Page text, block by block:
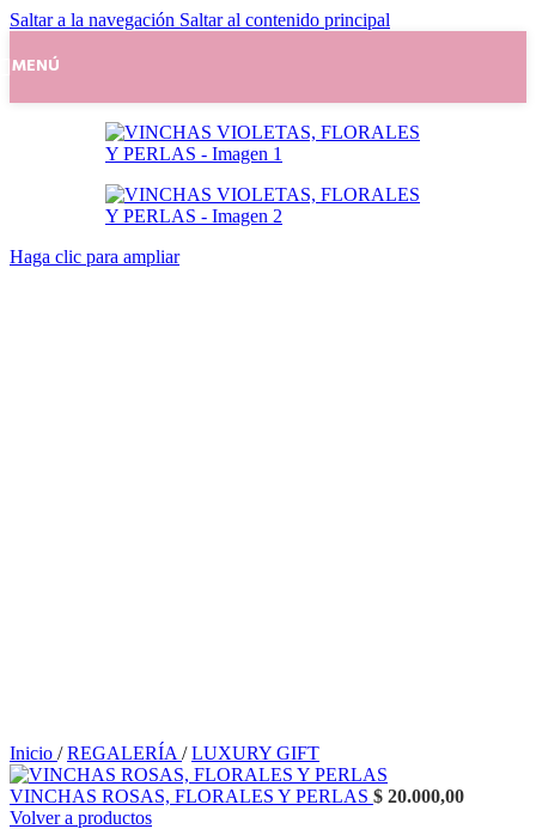
Saltar a la navegación Saltar al contenido principal
MENÚ
Haga clic para ampliar
Inicio / REGALERÍA / LUXURY GIFT
VINCHAS ROSAS, FLORALES Y PERLAS $ 20.000,00
Volver a productos